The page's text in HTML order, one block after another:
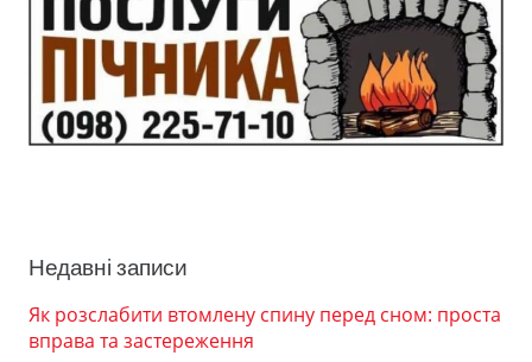
Недавні записи
Як розслабити втомлену спину перед сном: проста
вправа та застереження